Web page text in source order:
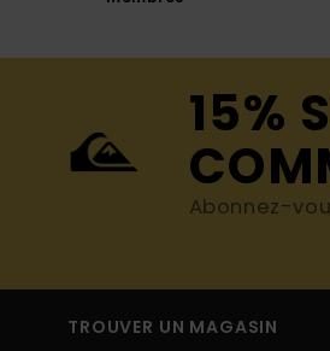
15%
Abonnez-
TROUVER UN MAGASIN